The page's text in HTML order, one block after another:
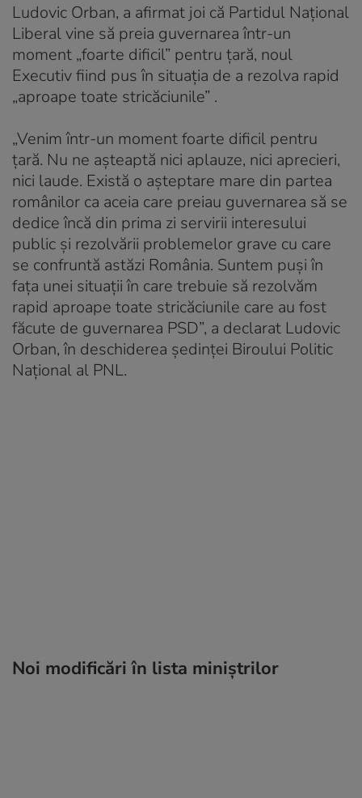
Ludovic Orban, a afirmat joi că Partidul Naţional
Liberal vine să preia guvernarea într-un
moment „foarte dificil” pentru ţară, noul
Executiv fiind pus în situaţia de a rezolva rapid
„aproape toate stricăciunile” .
„Venim într-un moment foarte dificil pentru
ţară. Nu ne aşteaptă nici aplauze, nici aprecieri,
nici laude. Există o aşteptare mare din partea
românilor ca aceia care preiau guvernarea să se
dedice încă din prima zi servirii interesului
public şi rezolvării problemelor grave cu care
se confruntă astăzi România. Suntem puşi în
faţa unei situaţii în care trebuie să rezolvăm
rapid aproape toate stricăciunile care au fost
făcute de guvernarea PSD”, a declarat Ludovic
Orban, în deschiderea şedinţei Biroului Politic
Naţional al PNL.
Noi modificări în lista miniştrilor